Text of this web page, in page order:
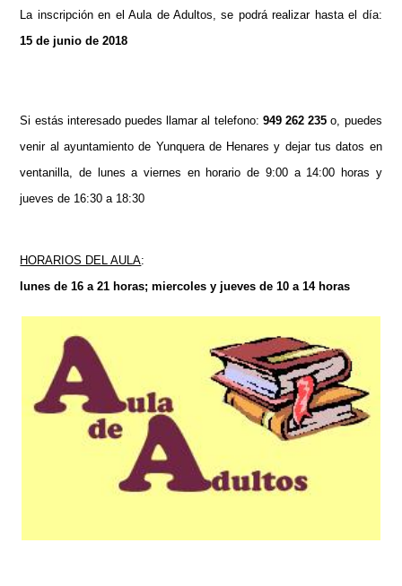
La inscripción en el Aula de Adultos, se podrá realizar hasta el día:
15 de junio de 2018
Si estás interesado puedes llamar al telefono: 949 262 235 o, puedes
venir al ayuntamiento de Yunquera de Henares y dejar tus datos en
ventanilla, de lunes a viernes en horario de 9:00 a 14:00 horas y
jueves de 16:30 a 18:30
HORARIOS DEL AULA:
lunes de 16 a 21 horas; miercoles y jueves de 10 a 14 horas